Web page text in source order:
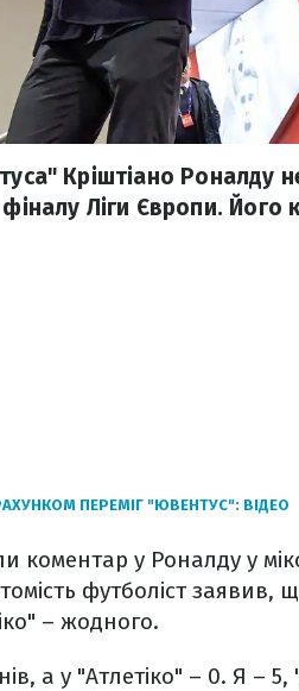
Кріштіано Роналду
Ліги Європи. Його
ПЕРЕМІГ "ЮВЕНТУС": ВІДЕО
коментар у Роналду у
футболіст заявив,
– жодного.
а у "Атлетіко" – 0. Я –